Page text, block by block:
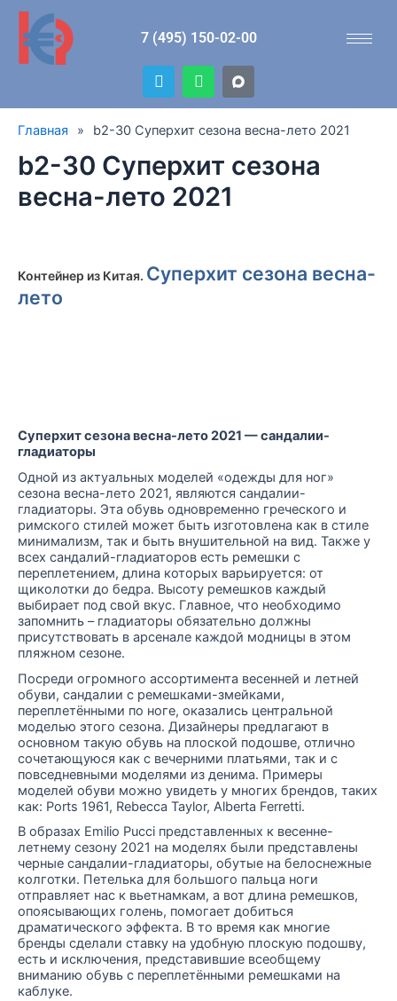
Перейти
содержимому
7 (495) 150-02-00
T
e
l
g
a
m
W
h
a
s
p
p
Главная » b2-30 Суперхит сезона весна-лето 2021
b2-30 Суперхит сезона
весна-лето 2021
Контейнер из Китая. Суперхит сезона весна-
лето
Суперхит сезона весна-лето 2021 — сандалии-
гладиаторы
Одной из актуальных моделей «одежды для ног»
сезона весна-лето 2021, являются сандалии-
гладиаторы. Эта обувь одновременно греческого и
римского стилей может быть изготовлена как в стиле
минимализм, так и быть внушительной на вид. Также у
всех сандалий-гладиаторов есть ремешки с
переплетением, длина которых варьируется: от
щиколотки до бедра. Высоту ремешков каждый
выбирает под свой вкус. Главное, что необходимо
запомнить – гладиаторы обязательно должны
присутствовать в арсенале каждой модницы в этом
пляжном сезоне.
Посреди огромного ассортимента весенней и летней
обуви, сандалии с ремешками-змейками,
переплетёнными по ноге, оказались центральной
моделью этого сезона. Дизайнеры предлагают в
основном такую обувь на плоской подошве, отлично
сочетающуюся как с вечерними платьями, так и с
повседневными моделями из денима. Примеры
моделей обуви можно увидеть у многих брендов, таких
как: Ports 1961, Rebecca Taylor, Alberta Ferretti.
В образах Emilio Pucci представленных к весенне-
летнему сезону 2021 на моделях были представлены
черные сандалии-гладиаторы, обутые на белоснежные
колготки. Петелька для большого пальца ноги
отправляет нас к вьетнамкам, а вот длина ремешков,
опоясывающих голень, помогает добиться
драматического эффекта. В то время как многие
бренды сделали ставку на удобную плоскую подошву,
есть и исключения, представившие всеобщему
вниманию обувь с переплетёнными ремешками на
каблуке.